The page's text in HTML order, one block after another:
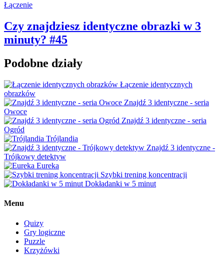
Łączenie
Czy znajdziesz identyczne obrazki w 3
minuty? #45
Podobne działy
Łączenie identycznych
obrazków
Znajdź 3 identyczne - seria
Owoce
Znajdź 3 identyczne - seria
Ogród
Trójlandia
Znajdź 3 identyczne -
Trójkowy detektyw
Eureka
Szybki trening koncentracji
Dokładanki w 5 minut
Menu
Quizy
Gry logiczne
Puzzle
Krzyżówki